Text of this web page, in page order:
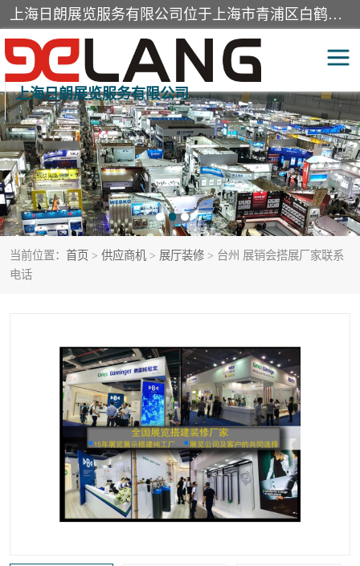
上海日朗展览服务有限公司位于上海市青浦区白鹤镇，营业范围有展览展示会务服务，室内装饰设计及施工，展示道具设计制作，舞台设计，图文设计，灯箱制作，园林绿化工程，广告装潢材料，建筑材料，办公用品，工艺礼品日用百货销售。
上海日朗展览服务有限公司
当前位置： 首页 > 供应商机 > 展厅装修 > 台州 展销会搭展厂家联系
电话
展台装修搭建 活动会议执行
展厅装修 专柜制作
展会装修设计 展会搭建
活动策划 展会服务